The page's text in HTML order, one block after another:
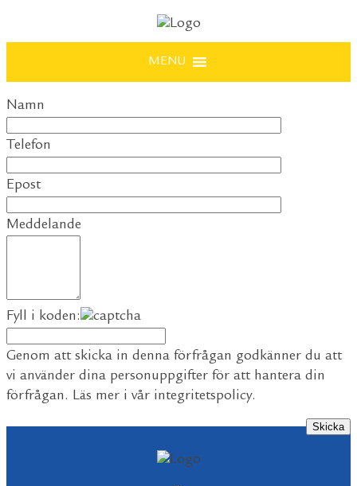
MENU
Namn
Telefon
Epost
Meddelande
Fyll i koden:
Genom att skicka in denna förfrågan godkänner du att
vi använder dina personuppgifter för att hantera din
förfrågan. Läs mer i vår integritetspolicy.